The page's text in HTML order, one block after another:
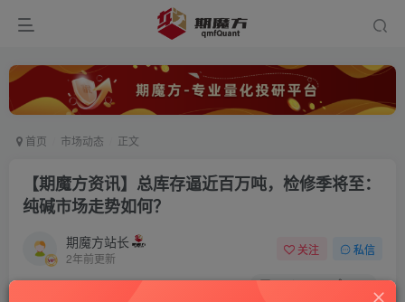
首页 市场动态 正文
【期魔方资讯】总库存逼近百万吨，检修季将至：
纯碱市场走势如何？
期魔方站长
2年前更新
关注 私信
0 2330 170